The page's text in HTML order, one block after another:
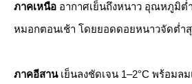
ภาคเหนือ อากาศเย็นถึงหนาว อุณหภูมิต่
หมอกตอนเช้า โดยยอดดอยหนาวจัดต่ำสุ
ภาคอีสาน เย็นลงชัดเจน 1–2°C พร้อม